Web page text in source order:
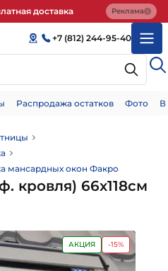
доставка Реклама
+7 (812) 244-95-40
Распродажа остатков Фото
мансардных окон Факро
кровля) 66х118см
АКЦИЯ -15%